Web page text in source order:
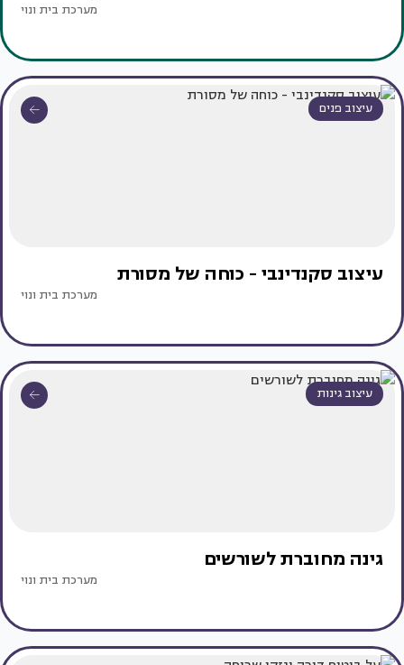
מערכת בית ונוי
עיצוב פנים
עיצוב סקנדינבי - כוחה של מסורת
מערכת בית ונוי
עיצוב גינות
גינה מחוברת לשורשים
מערכת בית ונוי